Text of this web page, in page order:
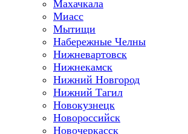
Махачкала
Миасс
Мытищи
Набережные Челны
Нижневартовск
Нижнекамск
Нижний Новгород
Нижний Тагил
Новокузнецк
Новороссийск
Новочеркасск